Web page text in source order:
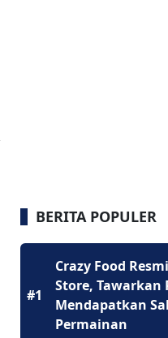
BERITA POPULER
#1
Crazy Food
Store, Tawarkan
Mendapatkan
Permainan